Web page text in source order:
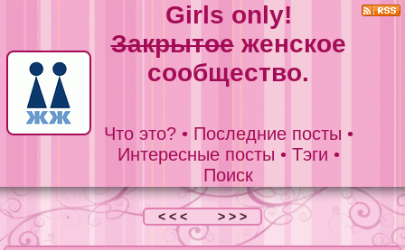
Girls only!
Закрытоеженское
сообщество.
Что это?• Последние посты •
Интересные посты • Тэги •
Поиск
< < < > > >